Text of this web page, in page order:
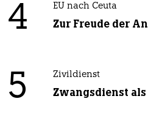
4 EU nach Ceuta
Zur Freude der
5 Zivildienst
Zwangsdienst